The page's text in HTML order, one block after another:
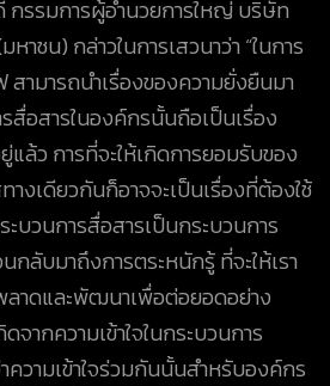
รรมการผู้อำนวยการใหญ่ บริษัท
าชน) กล่าวในการเสวนาว่า “ในการ
สามารถนำเรื่องของความยั่งยืนมา
สื่อสารในองค์กรนั้นถือเป็นเรื่อง
ล้ว การที่จะให้เกิดการยอมรับของ
างเดียวกันก็อาจจะเป็นเรื่องที่ต้องใช้
ะบวนการสื่อสารเป็นกระบวนการ
กลับมาถึงการตระหนักรู้ ที่จะให้เรา
ลาดและพัฒนาเพื่อต่อยอดอย่าง
ากความเข้าใจในกระบวนการ
ความเข้าใจร่วมกันนั้นสำหรับองค์กร